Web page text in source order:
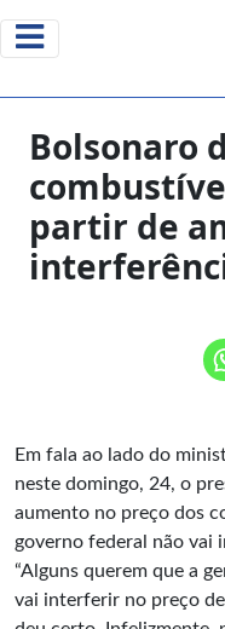
Bolsonaro
partir de
Em fala ao lado do
neste domingo, 24, o
aumento no preço dos
governo federal não vai
“Alguns querem que a
vai interferir no preço